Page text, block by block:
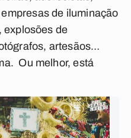
de iluminação
explosões de
artesãos…
Ou melhor, está